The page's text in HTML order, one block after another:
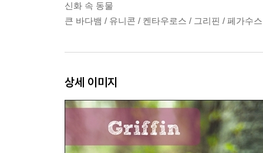
신화 속 동물
큰 바다뱀 / 유니콘 / 켄타우로스 / 그리핀 / 페가수
상세 이미지